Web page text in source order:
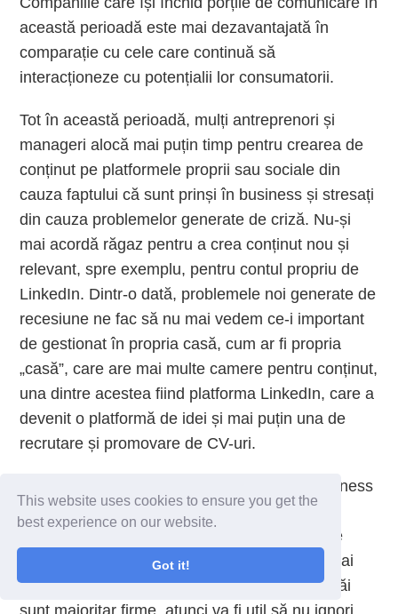
This website uses cookies to ensure you get the
best experience on our website.
Got it!
această perioadă este mai dezavantajată în
comparație cu cele care continuă să
interacționeze cu potențialii lor consumatorii.
Tot în această perioadă, mulți antreprenori și
manageri alocă mai puțin timp pentru crearea de
conținut pe platformele proprii sau sociale din
cauza faptului că sunt prinși în business și stresați
din cauza problemelor generate de criză. Nu-și
mai acordă răgaz pentru a crea conținut nou și
relevant, spre exemplu, pentru contul propriu de
LinkedIn. Dintr-o dată, problemele noi generate de
recesiune ne fac să nu mai vedem ce-i important
de gestionat în propria casă, cum ar fi propria
„casă”, care are mai multe camere pentru conținut,
una dintre acestea fiind platforma LinkedIn, care a
devenit o platformă de idei și mai puțin una de
recrutare și promovare de CV-uri.
Întrucât ciclul de vânzare în modelele de business
B2B este în general mai mare decât în B2C,
argumentele în favoarea susținerii creșterii pe
termen lung prin investiții în marketing sunt mai
puternice în B2B decât în B2C. Dacă clienții tăi
sunt majoritar firme, atunci va fi util să nu ignori